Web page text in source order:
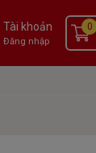
Tài khoản
Đăng nhập
0